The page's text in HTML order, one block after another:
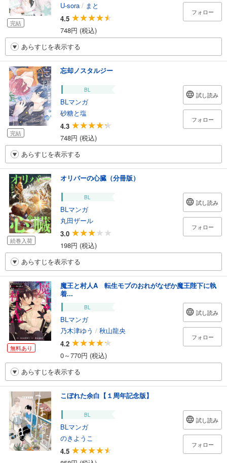
完結
U-sora / まと
4.5
748円 (税込)
フォロー
あらすじを表示する
完結
忘却ノスタルジー
BL
BLマンガ
砂糖と塩
4.3
748円 (税込)
試し読み
フォロー
あらすじを表示する
続巻入荷
オリバーの心臓（分冊版）
BL
BLマンガ
丸田ザール
3.0
198円 (税込)
試し読み
フォロー
あらすじを表示する
無料あり
魔王と村人A 転生モブのおれがなぜか魔王陛下に執
着...
BL
BLマンガ
乃木津ゆう / 秋山龍央
4.2
0～770円 (税込)
試し読み
フォロー
あらすじを表示する
こぼれた余白【１周年記念版】
BL
BLマンガ
のきようこ
4.5
試し読み
フォロー